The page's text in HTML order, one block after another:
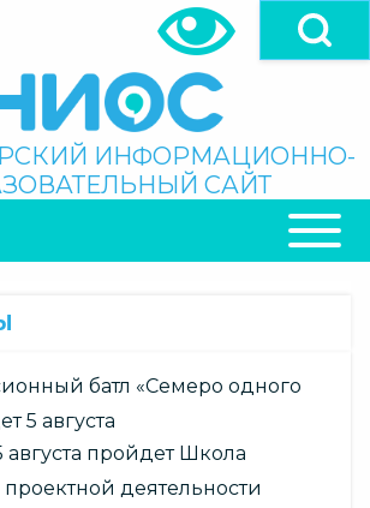
ИНФОРМАЦИОННО-
САЙТ
батл «Семеро одного
5 августа
августа пройдет Школа
деятельности